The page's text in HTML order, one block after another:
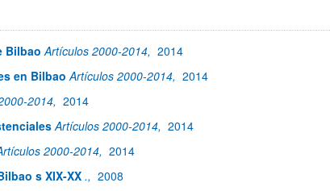
Bilbao Artículos 2000-2014, 2014
en Bilbao Artículos 2000-2014, 2014
2014, 2014
Artículos 2000-2014, 2014
2000-2014, 2014
s XIX-XX., 2008